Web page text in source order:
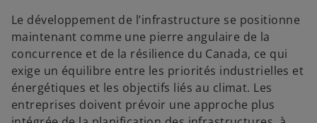
Le développement de l’infrastructure se positionne
maintenant comme une pierre angulaire de la
concurrence et de la résilience du Canada, ce qui
exige un équilibre entre les priorités industrielles et
énergétiques et les objectifs liés au climat. Les
entreprises doivent prévoir une approche plus